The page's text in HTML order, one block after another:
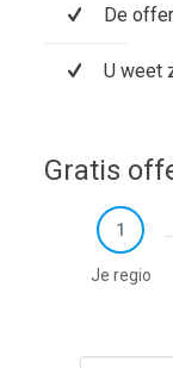
De
U weet
Gratis
1
Je regio